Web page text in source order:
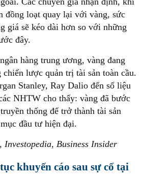
đồng loạt quay lại với vàng, sức
giá sẽ kéo dài hơn so với những
đây.
hàng trung ương, vàng đang
lược quản trị tài sản toàn cầu.
Stanley, Ray Dalio đến số liệu
NHTW cho thấy: vàng đã bước
thống để trở thành tài sản
đầu tư hiện đại.
Investopedia, Business Insider
khuyến cáo sau sự cố tại